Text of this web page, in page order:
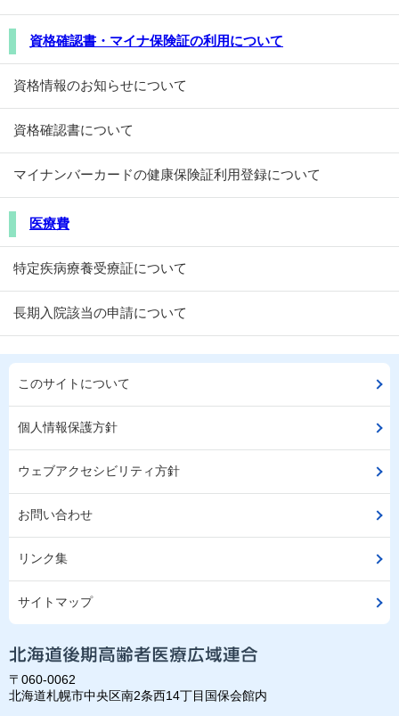
資格確認書・マイナ保険証の利用について
資格情報のお知らせについて
資格確認書について
マイナンバーカードの健康保険証利用登録について
医療費
特定疾病療養受療証について
長期入院該当の申請について
このサイトについて
個人情報保護方針
ウェブアクセシビリティ方針
お問い合わせ
リンク集
サイトマップ
〒060-0062
北海道札幌市中央区南2条西14丁目国保会館内